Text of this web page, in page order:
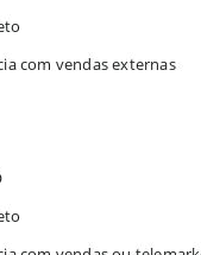
com vendas externas